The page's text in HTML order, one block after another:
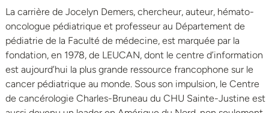
La carrière de Jocelyn Demers, chercheur, auteur, hémato-
oncologue pédiatrique et professeur au Département de
pédiatrie de la Faculté de médecine, est marquée par la
fondation, en 1978, de LEUCAN, dont le centre d’information
est aujourd’hui la plus grande ressource francophone sur le
cancer pédiatrique au monde. Sous son impulsion, le Centre
de cancérologie Charles-Bruneau du CHU Sainte-Justine est